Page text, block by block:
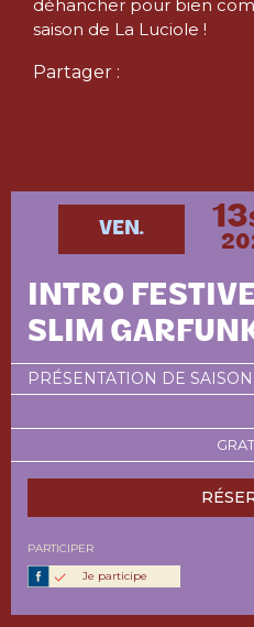
déhancher pour bien
saison de La Luciole !
Partager :
VEN. 13
INTRO
SLIM
PRÉSENTATION DE SAISON
PARTICIPER
Je participe